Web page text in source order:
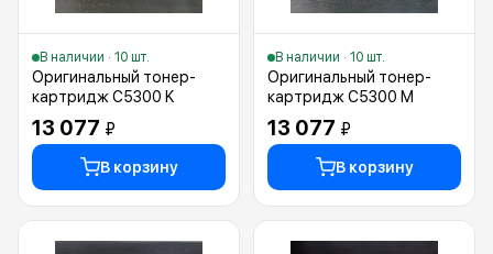
В наличии · 10 шт.
Оригинальный тонер-
картридж C5300 K
13 077 ₽
В корзину
В наличии · 10 шт.
Оригинальный тонер-
картридж C5300 M
13 077 ₽
В корзину